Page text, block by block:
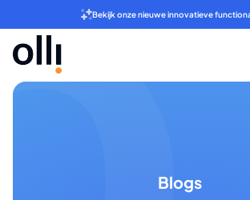
Bekijk onze nieuwe innovatieve
Blogs